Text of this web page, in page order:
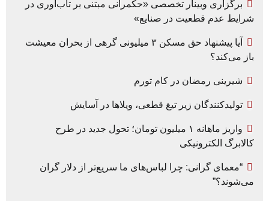
برگزاری وبینار تخصصی «حکمرانی مبتنی بر تاب‌آوری در
شرایط عدم قطعیت در صنایع»
آیا پیشنهاد حق مسکن ۳ میلیونی گرهی از بحران معیشت
باز می‌کند؟
شیرینی رمضان در کام تورم
تولیدکنندگان زیر تیغ قطعی، ویلاها در آسایش
واریز ماهانه ۱ میلیون تومان؛ تحول جدید در طرح
کالابرگ الکترونیکی
“معمای گرانی: چرا لباس‌های ما سریع‌تر از دلار گران
می‌شوند؟”